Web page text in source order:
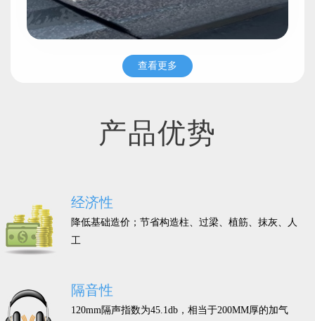
查看更多
产品优势
经济性
降低基础造价；节省构造柱、过梁、植筋、抹灰、人
工
隔音性
120mm隔声指数为45.1db，相当于200MM厚的加气